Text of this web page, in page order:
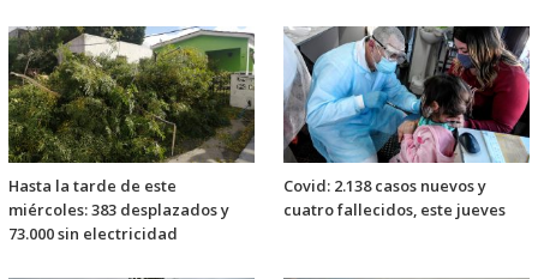
Hasta la tarde de este
miércoles: 383 desplazados y
73.000 sin electricidad
Covid: 2.138 casos nuevos y
cuatro fallecidos, este jueves